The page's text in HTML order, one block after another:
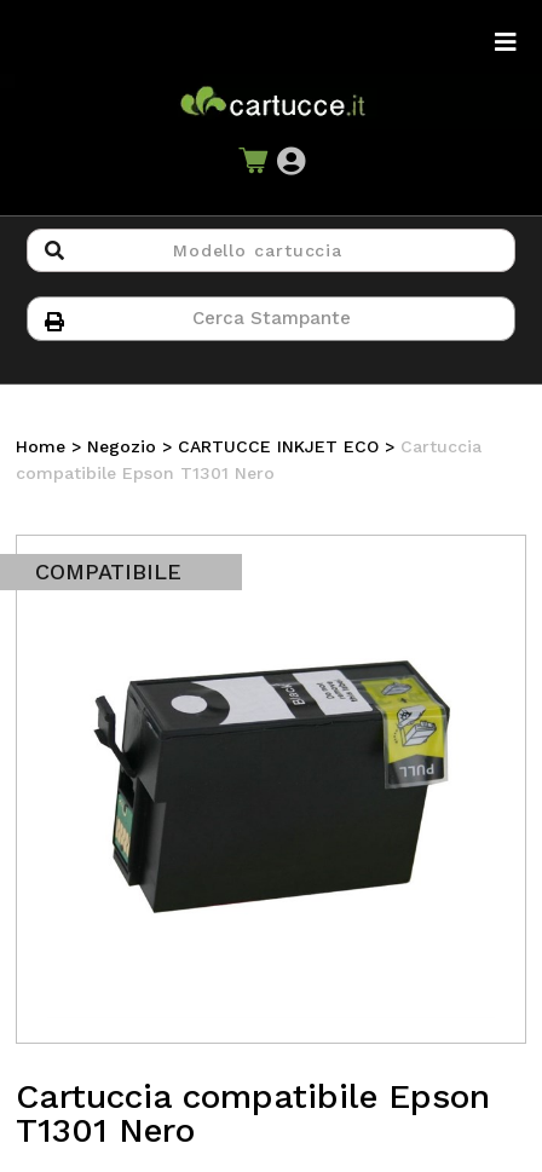
Home > Negozio > CARTUCCE INKJET ECO > Cartuccia
compatibile Epson T1301 Nero
COMPATIBILE
Cartuccia compatibile Epson
T1301 Nero